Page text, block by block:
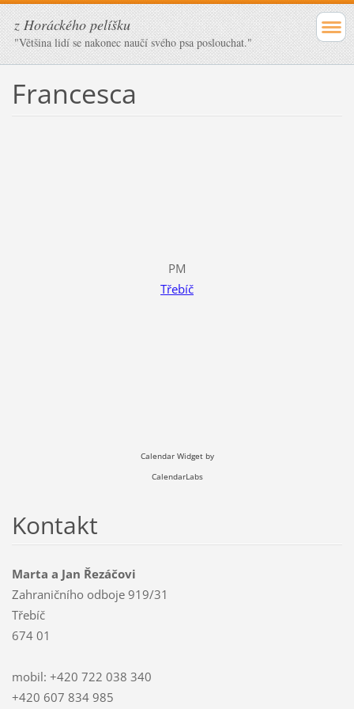
z Horáckého pelíšku
"Většina lidí se nakonec naučí svého psa poslouchat."
Francesca
PM
Třebíč
Calendar Widget by
CalendarLabs
Kontakt
Marta a Jan Řezáčovi
Zahraničního odboje 919/31
Třebíč
674 01
mobil: +420 722 038 340
+420 607 834 985